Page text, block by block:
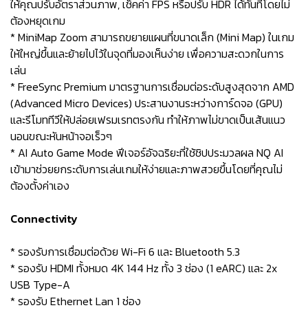
ให้คุณปรับอัตราส่วนภาพ, เช็คค่า FPS หรือปรับ HDR ได้ทันทีโดยไม่
ต้องหยุดเกม
* MiniMap Zoom สามารถขยายแผนที่ขนาดเล็ก (Mini Map) ในเกม
ให้ใหญ่ขึ้นและย้ายไปไว้ในจุดที่มองเห็นง่าย เพื่อความสะดวกในการ
เล่น
* FreeSync Premium มาตรฐานการเชื่อมต่อระดับสูงสุดจาก AMD
(Advanced Micro Devices) ประสานงานระหว่างการ์ดจอ (GPU)
และรีโมททีวีให้ปล่อยเฟรมเรทตรงกัน ทำให้ภาพไม่ขาดเป็นเส้นแนว
นอนขณะหันหน้าจอเร็วๆ
* AI Auto Game Mode ฟีเจอร์อัจฉริยะที่ใช้ชิปประมวลผล NQ AI
เข้ามาช่วยยกระดับการเล่นเกมให้ง่ายและภาพสวยขึ้นโดยที่คุณไม่
ต้องตั้งค่าเอง
Connectivity
* รองรับการเชื่อมต่อด้วย Wi-Fi 6 และ Bluetooth 5.3
* รองรับ HDMI ทั้งหมด 4K 144 Hz ทั้ง 3 ช่อง (1 eARC) และ 2x
USB Type-A
* รองรับ Ethernet Lan 1 ช่อง